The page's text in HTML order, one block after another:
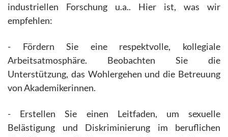
industriellen Forschung u.a.. Hier ist, was wir
empfehlen:
- Fördern Sie eine respektvolle, kollegiale
Arbeitsatmosphäre. Beobachten Sie die
Unterstützung, das Wohlergehen und die Betreuung
von Akademikerinnen.
- Erstellen Sie einen Leitfaden, um sexuelle
Belästigung und Diskriminierung im beruflichen